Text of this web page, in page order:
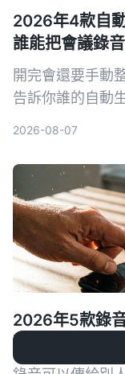
2026年4款自
誰能把會議錄
開完會還要手動
告訴你誰的自動
2026-08-07
2026年5款錄
享與隱私保護